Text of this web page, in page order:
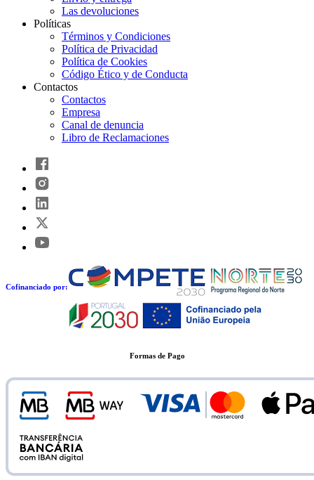
Las devoluciones
Políticas
Términos y Condiciones
Política de Privacidad
Política de Cookies
Código Ético y de Conducta
Contactos
Contactos
Empresa
Canal de denuncia
Libro de Reclamaciones
Cofinanciado por:
Formas de Pago